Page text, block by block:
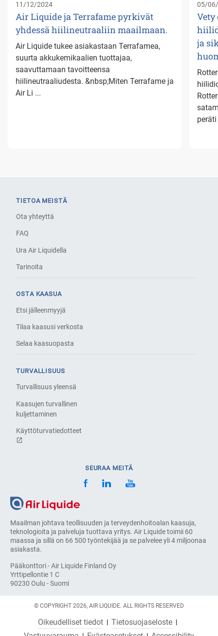
11/12/2024
Air Liquide ja Terrafame pyrkivät
yhdessä hiilineutraaliin maailmaan.
Air Liquide tukee asiakastaan Terrafamea,
suurta akkukemikaalien tuottajaa,
saavuttamaan tavoitteensa
hiilineutraaliudesta. &nbsp;Miten Terrafame ja
Air Li ...
05/
Vety
ja
peräti
Maailman johtava teollisuuden ja terveydenhoitoalan kaasuja,
teknologioita ja palveluja tuottava yritys. Air Liquide toimii 60
maassa ja sillä on 66 500 työntekijää ja se palvelee yli 4 miljoonaa
asiakasta.
Pääkonttori - Air Liquide Finland Oy
Yrttipellontie 1 C
90230 Oulu - Suomi
TIETOA MEISTÄ
Ota yhteyttä
FAQ
Ura Air Liquidella
Tarinoita
OSTA KAASUA
Etsi jälleenmyyjä
Tilaa kaasusi verkosta
Selaa kaasuopasta
TURVALLISUUS
Turvallisuus yleensä
Kaasujen turvallinen
kuljettaminen
Käyttöturvatiedotteet
SEURAA MEITÄ
© COPYRIGHT 2026, AIR LIQUIDE. ALL RIGHTS RESERVED
Oikeudelliset tiedot
Tietosuojaseloste